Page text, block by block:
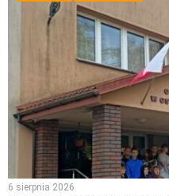
6 sierpnia 2026